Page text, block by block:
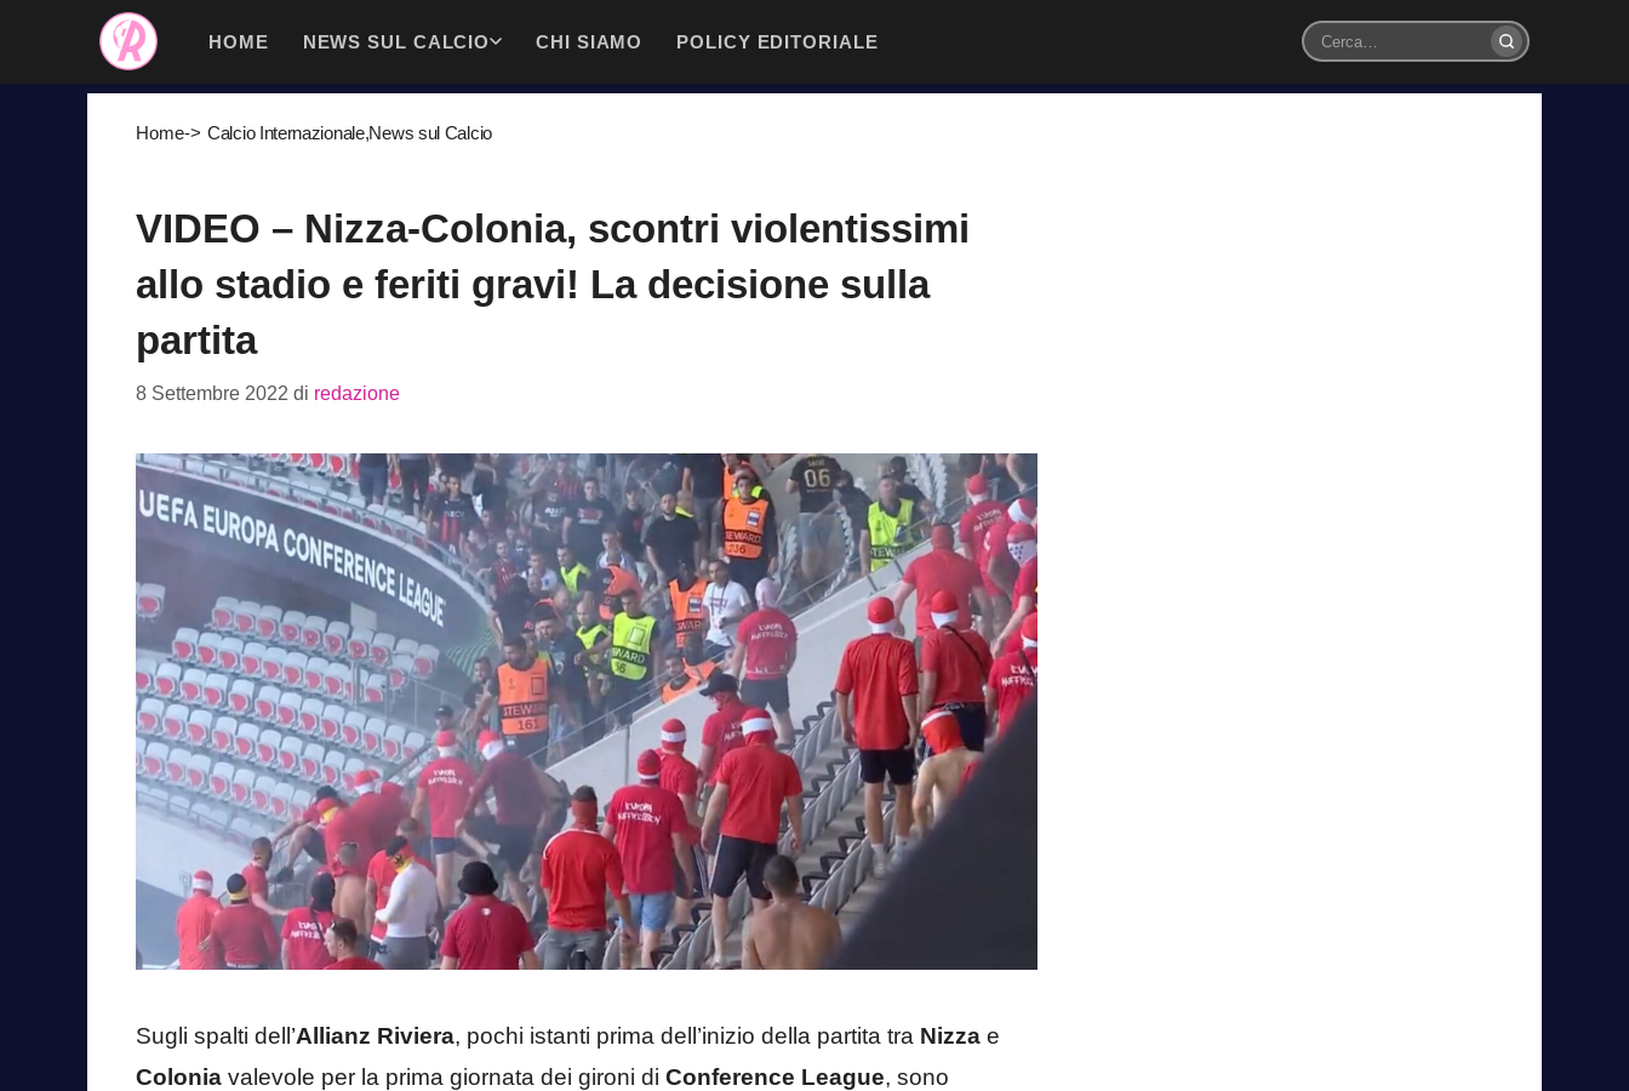
contenuto
HOME NEWS SUL CALCIO CHI SIAMO POLICY EDITORIALE
Cerca
Home-> Calcio Internazionale,News sul Calcio
VIDEO – Nizza-Colonia, scontri violentissimi
allo stadio e feriti gravi! La decisione sulla
partita
8 Settembre 2022 di redazione
Sugli spalti dell’Allianz Riviera, pochi istanti prima dell’inizio della partita tra Nizza e
Colonia valevole per la prima giornata dei gironi di Conference League, sono